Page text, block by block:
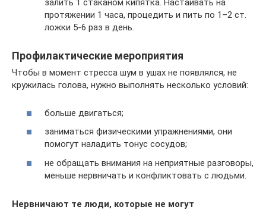
залить 1 стаканом кипятка. Настаивать на
протяжении 1 часа, процедить и пить по 1–2 ст.
ложки 5-6 раз в день.
Профилактические мероприятия
Чтобы в момент стресса шум в ушах не появлялся, не
кружилась голова, нужно выполнять несколько условий:
больше двигаться;
заниматься физическими упражнениями, они
помогут наладить тонус сосудов;
не обращать внимания на неприятные разговоры,
меньше нервничать и конфликтовать с людьми.
Нервничают те люди, которые не могут